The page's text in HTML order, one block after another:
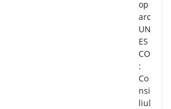
op
arc
UN
ES
CO
:
Co
nsi
liul